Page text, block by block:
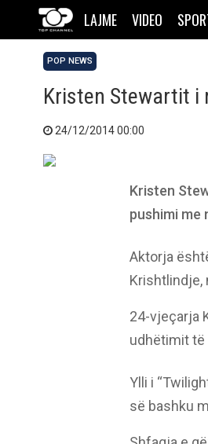
LAJME VIDEO
POP NEWS
Kristen Stewartit i
24/12/2014 00:00
Kristen
pushimi me
Aktorja
Krishtlindje,
24-vjeçarja
udhëtimit të
Ylli i
së bashku